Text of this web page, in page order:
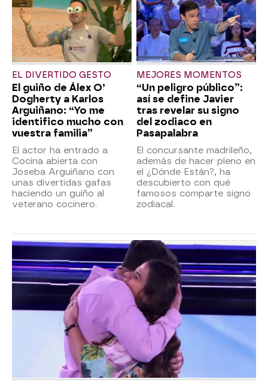
EL DIVERTIDO GESTO
El guiño de Álex O’
Dogherty a Karlos
Arguiñano: “Yo me
identifico mucho con
vuestra familia”
El actor ha entrado a
Cocina abierta con
Joseba Arguiñano con
unas divertidas gafas
haciendo un guiño al
veterano cocinero.
MEJORES MOMENTOS
“Un peligro público”:
así se define Javier
tras revelar su signo
del zodiaco en
Pasapalabra
El concursante madrileño,
además de hacer pleno en
el ¿Dónde Están?, ha
descubierto con qué
famosos comparte signo
zodiacal.